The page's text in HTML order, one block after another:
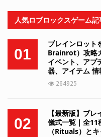
人気ロブロックスゲーム
01
ブレインロット
Brainrot）攻略
イベント、アプ
器、アイテム
264925
02
【最新版】ブ
儀式一覧｜全11
（Rituals）と